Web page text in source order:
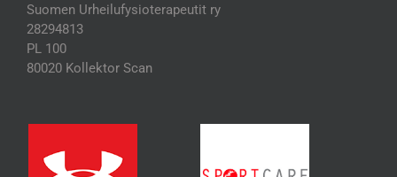
Suomen Urheilufysioterapeutit ry
28294813
PL 100
80020 Kollektor Scan